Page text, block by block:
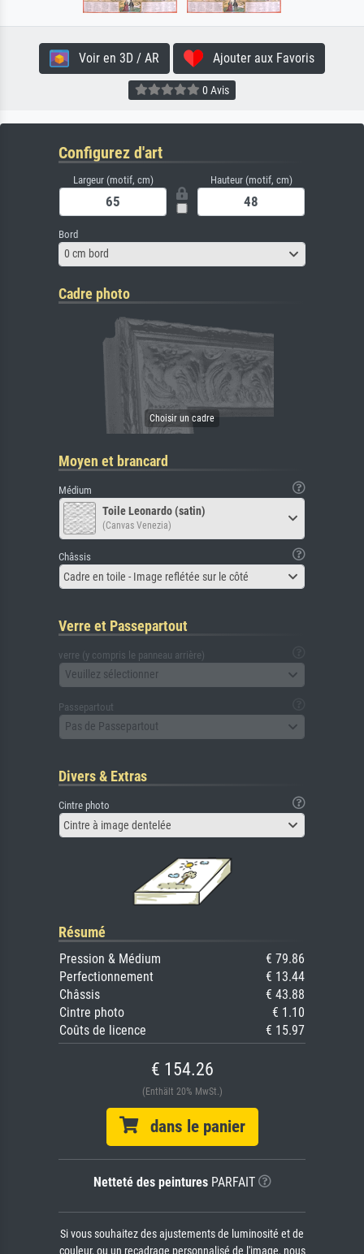
Voir en 3D / AR Ajouter aux Favoris
0 Avis
Configurez d'art
Largeur (motif, cm) Hauteur (motif, cm)
Bord
0 cm bord
Cadre photo
Moyen et brancard
Médium
Toile Leonardo (satin)
(Canvas Venezia)
Châssis
Cadre en toile - Image reflétée sur le côté
Verre et Passepartout
verre (y compris le panneau arrière)
Veuillez sélectionner
Passepartout
Pas de Passepartout
Divers & Extras
Cintre photo
Cintre à image dentelée
Résumé
Pression & Médium
€ 79.86
Perfectionnement
€ 13.44
Châssis
€ 43.88
Cintre photo
€ 1.10
Coûts de licence
€ 15.97
€ 154.26
(Enthält 20% MwSt.)
dans le panier
Netteté des peinturesPARFAIT
Si vous souhaitez des ajustements de luminosité et de
couleur, ou un recadrage personnalisé de l'image, nous